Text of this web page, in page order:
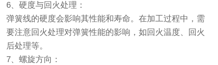
6、硬度与回火处理：
弹簧线的硬度会影响其性能和寿命。在加工过程中，需
要注意回火处理对弹簧性能的影响，如回火温度、回火
后处理等。
7、螺旋方向：